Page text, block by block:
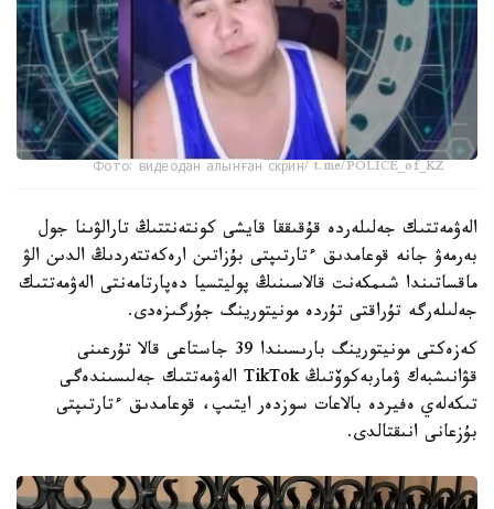
Фото: видеодан алынған скрин/ t.me/POLICE_of_KZ
الەۋمەتتىك جەلىلەردە قۇقىققا قايشى كونتەنتتىڭ تارالۋىنا جول
بەرمەۋ جانە قوعامدىق ءتارتىپتى بۇزاتىن ارەكەتتەردىڭ الدىن الۋ
ماقساتىندا شىمكەنت قالاسىنىڭ پوليتسيا دەپارتامەنتى الەۋمەتتىك
جەلىلەرگە تۇراقتى تۇردە مونيتورينگ جۇرگىزەدى.
كەزەكتى مونيتورينگ بارىسىندا 39 جاستاعى قالا تۇرعىنى
قۋانىشبەك ۋماربەكوۆتىڭ TikTok الەۋمەتتىك جەلىسىندەگى
تىكەلەي ەفيردە بالاعات سوزدەر ايتىپ، قوعامدىق ءتارتىپتى
بۇزعانى انىقتالدى.